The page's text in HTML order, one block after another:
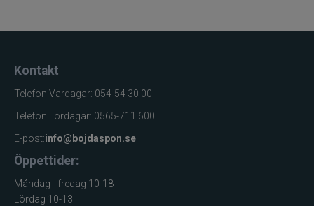
C&F Design
Costa
Cotton Cordell
CWC
Kontakt
Telefon Vardagar: 054-54 30 00
Telefon Lördagar: 0565-711 600
E-post:info@bojdaspon.se
Öppettider:
Måndag - fredag 10-18
Lördag 10-13